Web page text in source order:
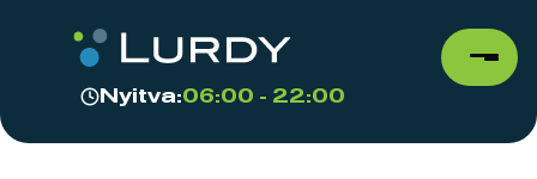
Nyitva:06:00 - 22:00